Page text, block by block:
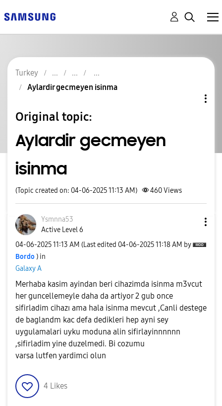
Turkey
Aylardir gecmeyen isinma
Original topic:
Aylardir gecmeyen
isinma
(Topic created on: 04-06-2025 11:13 AM) 460Views
Ysmnna53
Active Level 6
‎04-06-202511:13 AM (Last edited ‎04-06-202511:18 AM by
Bordo ) in
Galaxy A
Merhaba kasim ayindan beri cihazimda isinma m3vcut
her guncellemeyle daha da artiyor 2 gub once
sifirladim cihazı ama hala isinma mevcut ,Canli destege
de baglandm kac defa dedikleri hep ayni sey
uygulamalari uyku moduna alin sifirlayinnnnnn
,sifirladim yine duzelmedi. Bi cozumu
varsa lutfen yardimci olun
4 Likes